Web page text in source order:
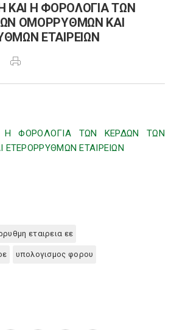
ΚΑΙ Η ΦΟΡΟΛΟΓΙΑ ΤΩΝ
OΜΟΡΡΥΘΜΩΝ ΚΑΙ
EΤΑΙΡΕΙΩΝ
Η ΦΟΡΟΛΟΓΙΑ ΤΩΝ ΚΕΡΔΩΝ ΤΩΝ
EΤΑΙΡΕΙΩΝ
εταιρεια εε
υπολογισμος φορου